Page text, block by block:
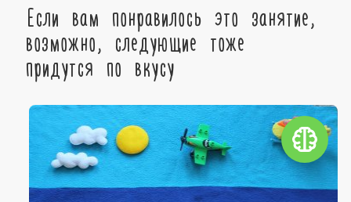
Если вам понравилось это занятие,
возможно, следующие тоже
придутся по вкусу